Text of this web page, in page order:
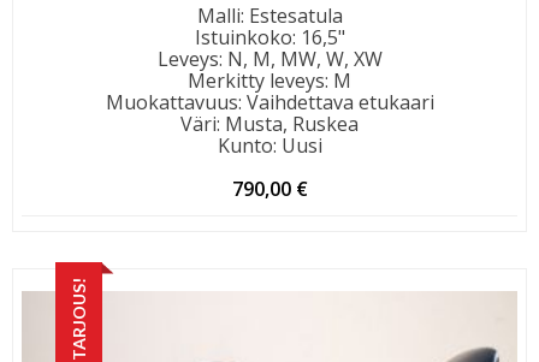
Malli: Estesatula
Istuinkoko: 16,5"
Leveys: N, M, MW, W, XW
Merkitty leveys: M
Muokattavuus: Vaihdettava etukaari
Väri: Musta, Ruskea
Kunto: Uusi
790,00 €
TARJOUS!